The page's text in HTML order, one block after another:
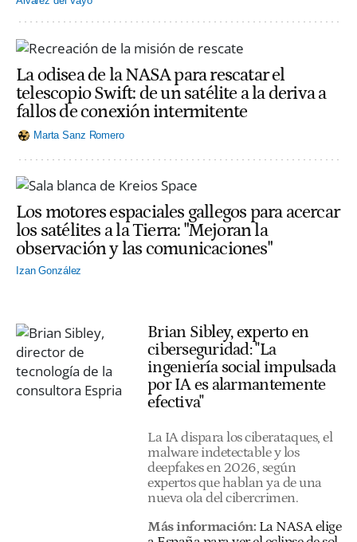
La odisea de la NASA para rescatar el
telescopio Swift: de un satélite a la deriva a
fallos de conexión intermitente
Marta Sanz Romero
Los motores espaciales gallegos para acercar
los satélites a la Tierra: "Mejoran la
observación y las comunicaciones"
Izan González
Brian Sibley, experto en
ciberseguridad: "La
ingeniería social impulsada
por IA es alarmantemente
efectiva"
La IA dispara los ciberataques, el
malware indetectable y los
deepfakes en 2026, según
expertos que hablan ya de una
nueva ola del cibercrimen.
Más información: La NASA elige